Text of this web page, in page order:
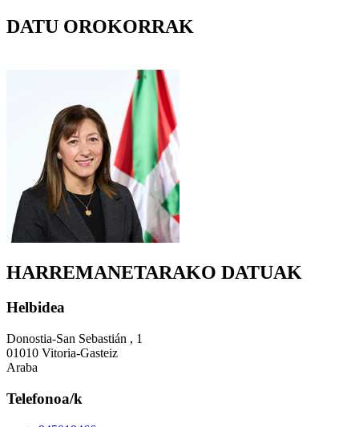
DATU OROKORRAK
HARREMANETARAKO DATUAK
Helbidea
Donostia-San Sebastián , 1
01010 Vitoria-Gasteiz
Araba
Telefonoa/k